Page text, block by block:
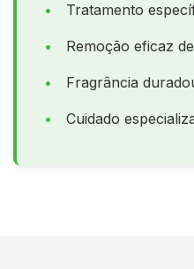
Tratamento
Remoção eficaz
Fragrância
Cuidado